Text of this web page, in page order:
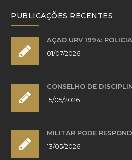
PUBLICAÇÕES RECENTES
AÇÃO URV 1994:
01/07/2026
CONSELHO DE
15/05/2026
MILITAR PODE
13/05/2026